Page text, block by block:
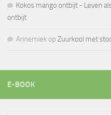
Kokos mango ontbijt - Leven
ontbijt
Annemiek op Zuurkool met
E-BOOK